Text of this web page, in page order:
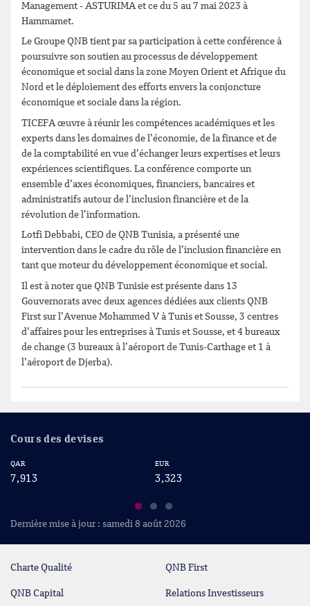
Management - ASTURIMA et ce du 5 au 7 mai 2023 à
Hammamet.
Le Groupe QNB tient par sa participation à cette conférence à
poursuivre son soutien au processus de développement
économique et social dans la zone Moyen Orient et Afrique du
Nord et le déploiement des efforts envers la conjoncture
économique et sociale dans la région.
TICEFA œuvre à réunir les compétences académiques et les
experts dans les domaines de l’économie, de la finance et de
de la comptabilité en vue d’échanger leurs expertises et leurs
expériences scientifiques. La conférence comporte un
ensemble d’axes économiques, financiers, bancaires et
administratifs autour de l’inclusion financière et de la
révolution de l’information.
Lotfi Debbabi, CEO de QNB Tunisia, a présenté une
intervention dans le cadre du rôle de l’inclusion financière en
tant que moteur du développement économique et social.
Il est à noter que QNB Tunisie est présente dans 13
Gouvernorats avec deux agences dédiées aux clients QNB
First sur l’Avenue Mohammed V à Tunis et Sousse, 3 centres
d’affaires pour les entreprises à Tunis et Sousse, et 4 bureaux
de change (3 bureaux à l’aéroport de Tunis-Carthage et 1 à
l’aéroport de Djerba).
Cours des devises
QAR
7,913
EUR
3,323
Dernière mise à jour : samedi 8 août 2026
Charte Qualité QNB First
QNB Capital Relations Investisseurs